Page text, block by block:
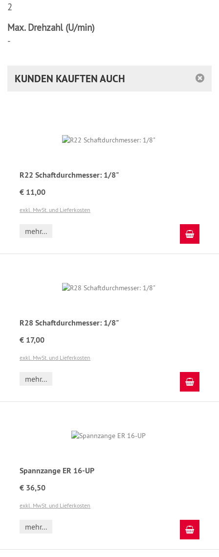
2
Max. Drehzahl (U/min)
-
KUNDEN KAUFTEN AUCH
R22 Schaftdurchmesser: 1/8"
€ 11,00
exkl. MwSt. und Lieferkosten
mehr... In den
R28 Schaftdurchmesser: 1/8"
€ 17,00
exkl. MwSt. und Lieferkosten
mehr... In den
Spannzange ER 16-UP
€ 36,50
exkl. MwSt. und Lieferkosten
mehr... In den